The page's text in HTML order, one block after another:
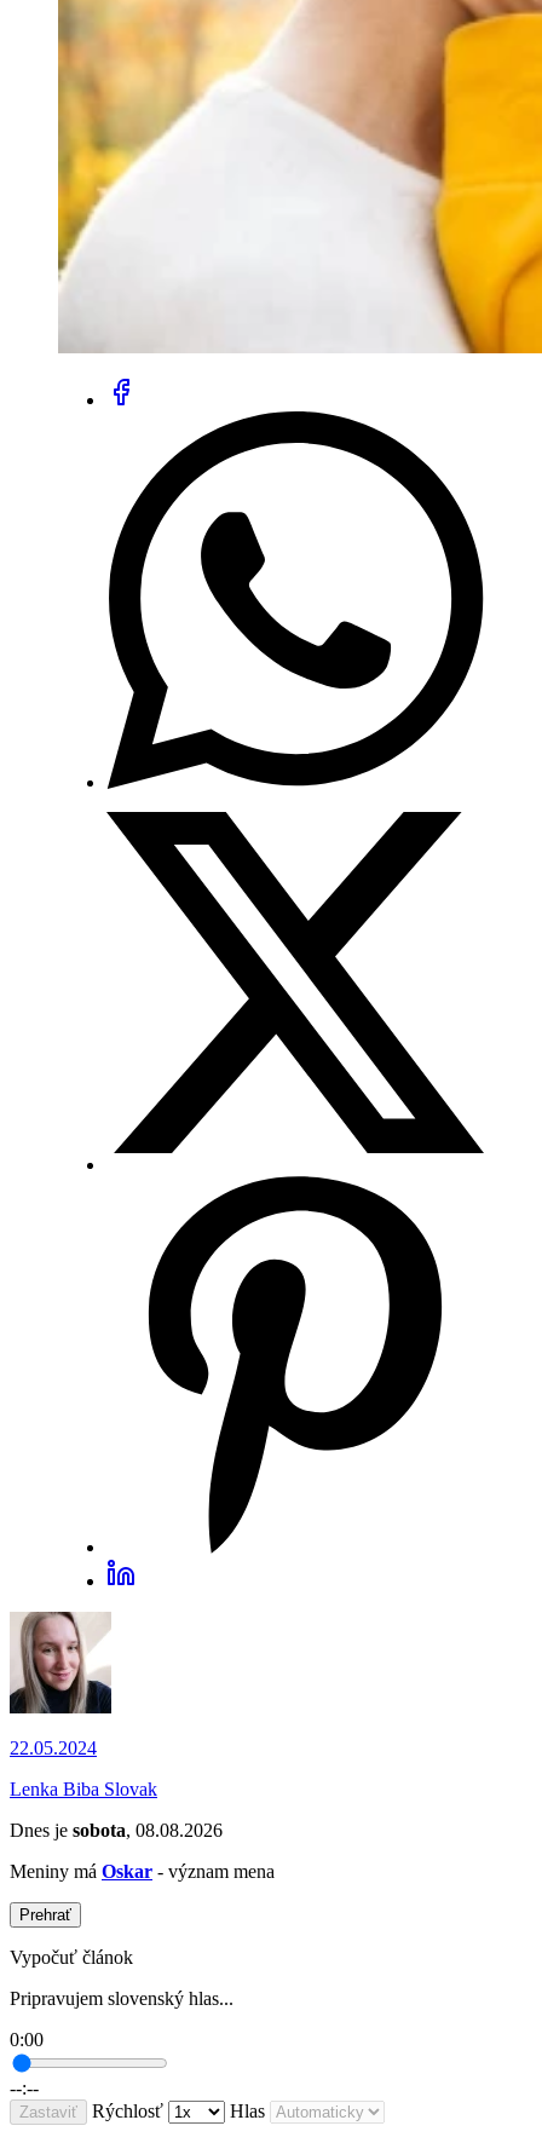
22.05.2024
Lenka Biba Slovak
Dnes je sobota, 08.08.2026
Meniny má Oskar - význam mena
Prehrať
Vypočuť článok
Pripravujem slovenský hlas...
0:00
--:--
Zastaviť Rýchlosť Hlas